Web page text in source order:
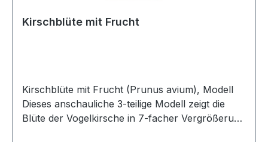
Kirschblüte mit Frucht
Kirschblüte mit Frucht (Prunus avium), Modell
Dieses anschauliche 3-teilige Modell zeigt die
Blüte der Vogelkirsche in 7-facher Vergrößerung